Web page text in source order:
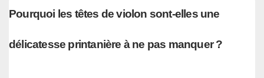
Pourquoi les têtes de violon sont-elles une
délicatesse printanière à ne pas manquer ?